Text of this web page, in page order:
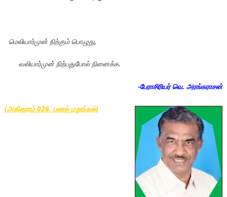
மெலியார்முன் நிற்கும் பொழுது,
வலியார்முன் நிற்பதுபோல் நினைக்க.
-பேராசிரியர் வெ. அரங்கராசன்
(அதிகாரம் 026. புலால் மறுத்தல்)